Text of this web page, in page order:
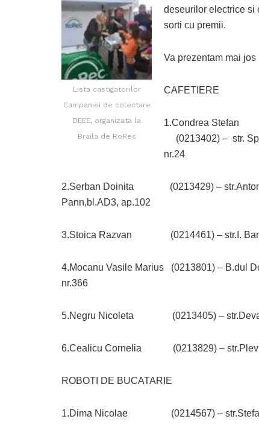
Lista castigatorilor
Campaniei de colectare
DEEE, organizata la
Braila de RoRec
deseurilor electrice si
sorti cu premii.
Va prezentam mai
CAFETIERE
1.Condrea Stefan
(0213402) – str.
nr.24
2.Serban Doinita (0213429) –
Pann,bl.AD3, ap.102
3.Stoica Razvan (0214461) – str.I.
4.Mocanu Vasile Marius (0213801) – B.dul
nr.366
5.Negru Nicoleta (0213405) –
6.Cealicu Cornelia (0213829) –
ROBOTI DE BUCATARIE
1.Dima Nicolae (0214567) – str.Stefan